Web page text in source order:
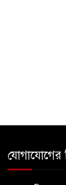
যোগাযোগের